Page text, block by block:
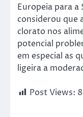
Europeia para a
considerou que
clorato nos
potencial
em especial as
ligeira a
Post Views: